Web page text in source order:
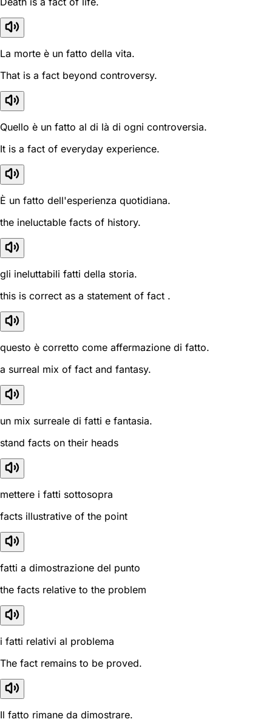
La morte è un fatto della vita.
That is a fact beyond controversy.
Quello è un fatto al di là di ogni controversia.
It is a fact of everyday experience.
È un fatto dell'esperienza quotidiana.
the ineluctable facts of history.
gli ineluttabili fatti della storia.
this is correct as a statement of fact .
questo è corretto come affermazione di fatto.
a surreal mix of fact and fantasy.
un mix surreale di fatti e fantasia.
stand facts on their heads
mettere i fatti sottosopra
facts illustrative of the point
fatti a dimostrazione del punto
the facts relative to the problem
i fatti relativi al problema
The fact remains to be proved.
Il fatto rimane da dimostrare.